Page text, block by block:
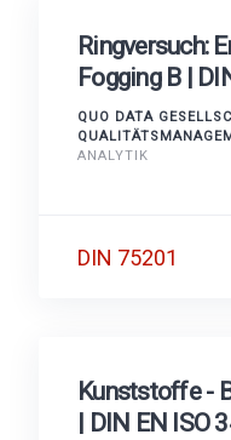
Ringversuch:
Fogging B |
QUO DATA
ANALYTIK
DIN 75201
Kunststoffe -
| DIN EN ISO